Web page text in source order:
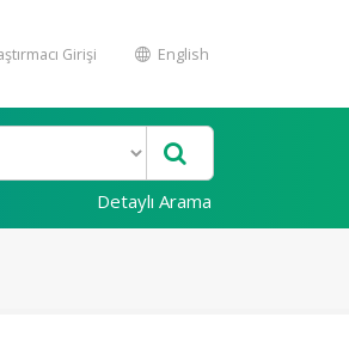
Girişi English
Detaylı Arama